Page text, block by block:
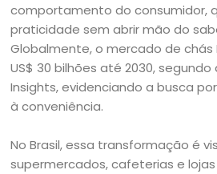
comportamento do consumidor,
praticidade sem abrir mão do
Globalmente, o mercado de chás
US$ 30 bilhões até 2030,
Insights, evidenciando a busca
à conveniência.
No Brasil, essa transformação é
supermercados, cafeterias e